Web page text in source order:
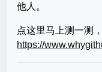
他人。
点这里马上测一测
https://